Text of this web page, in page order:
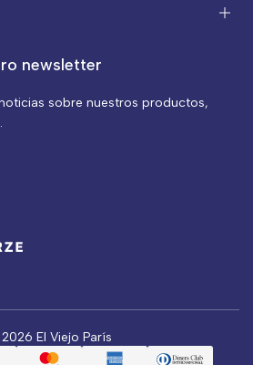
newsletter
sobre nuestros productos,
El Viejo París